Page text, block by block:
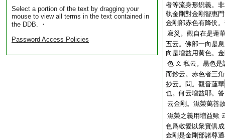
Select a portion of the text by dragging your
mouse to view all terms in the text contained in
the DDB. ・
Password Access Policies
者等流身形貎義。
執金剛對金剛智惠
金剛部赤色有降伏
寂災。觀自在是蓮
五云。佛部一向是
向是増益用黄色。
色 文 私云。黒色是
而鈔云。赤色者三
抄云。問。觀音蓮華
也。何云増益耶。
云金剛。滋榮萬善
滋榮之義用増益歟
色爲敬愛以衆實倶
金剛是金剛部諸尊